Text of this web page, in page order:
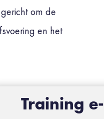
om de
en het
Training e-